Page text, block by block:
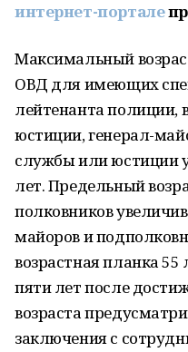
интернет-портале
Максимальный
ОВД для имеющих
лейтенанта полиции,
юстиции, генерал-
службы или юстиции
лет. Предельный
полковников
майоров и
возрастная планка 55
пяти лет после
возраста
заключения с